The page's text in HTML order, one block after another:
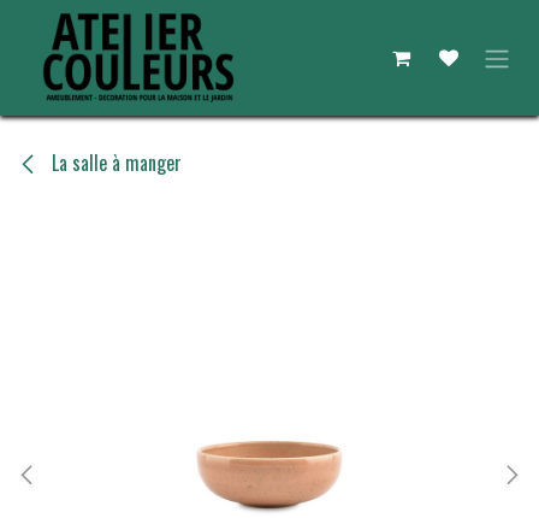
Se rendre au contenu
La salle à manger